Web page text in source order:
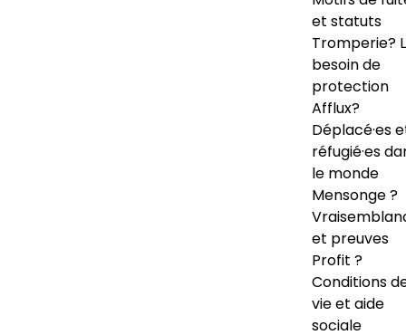
et statuts
Tromperie?
besoin de
protection
Afflux?
Déplacé·es
réfugié·es
le monde
Mensonge ?
et preuves
Profit ?
Conditions
vie et aide
sociale